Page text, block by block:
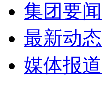
集团要闻
最新动态
媒体报道